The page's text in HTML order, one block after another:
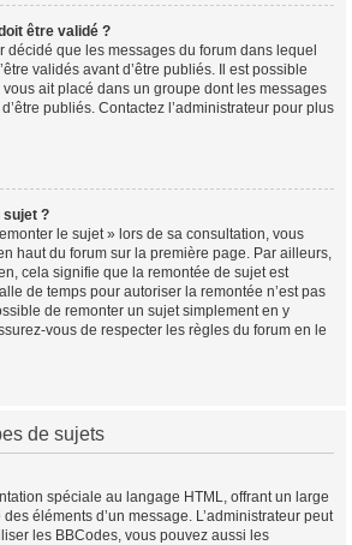
être validé ?
décidé que les messages du forum dans lequel
validés avant d’être publiés. Il est possible
ait placé dans un groupe dont les messages
publiés. Contactez l’administrateur pour plus
sujet ?
le sujet » lors de sa consultation, vous
haut du forum sur la première page. Par ailleurs,
cela signifie que la remontée de sujet est
de temps pour autoriser la remontée n’est pas
de remonter un sujet simplement en y
vous de respecter les règles du forum en le
de sujets
spéciale au langage HTML, offrant un large
éléments d’un message. L’administrateur peut
les BBCodes, vous pouvez aussi les